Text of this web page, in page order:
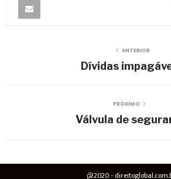
ANTERIOR
Dívidas
PRÓXIMO
Válvula de
@2020 -